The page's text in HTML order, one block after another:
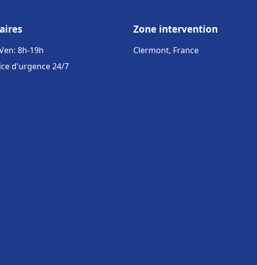
8h-19h
d'urgence 24/7
Zone intervention
Clermont, France